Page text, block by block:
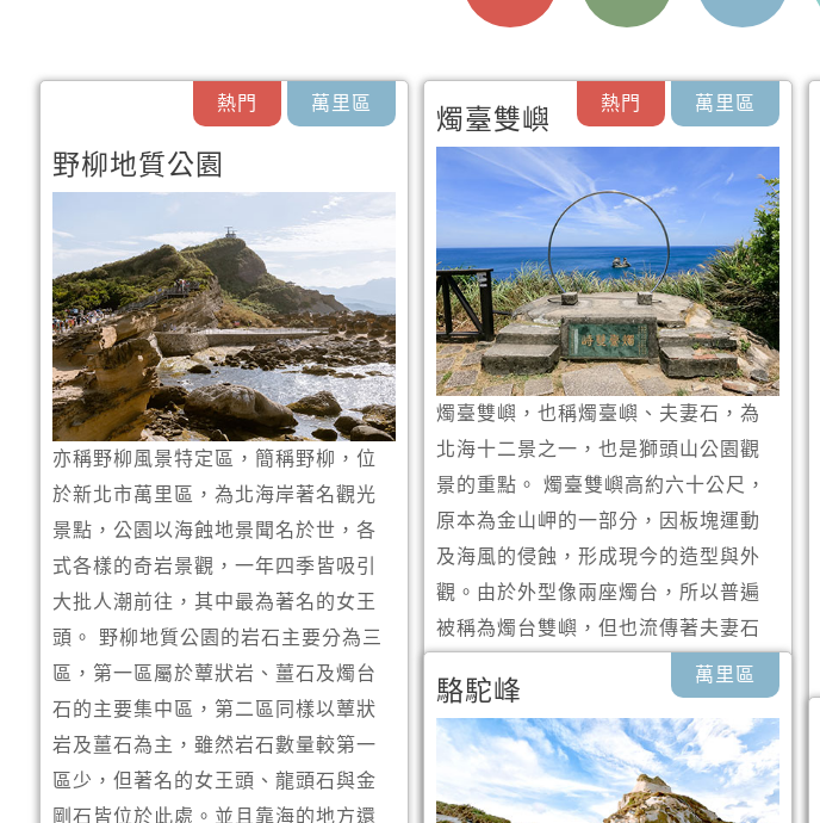
萬里區
熱門
野柳地質公園
亦稱野柳風景特定區，簡稱野柳，位
於新北市萬里區，為北海岸著名觀光
景點，公園以海蝕地景聞名於世，各
式各樣的奇岩景觀，一年四季皆吸引
大批人潮前往，其中最為著名的女王
頭。 野柳地質公園的岩石主要分為三
區，第一區屬於蕈狀岩、薑石及燭台
石的主要集中區，第二區同樣以蕈狀
岩及薑石為主，雖然岩石數量較第一
區少，但著名的女王頭、龍頭石與金
剛石皆位於此處。並且靠海的地方還
萬里區
熱門
燭臺雙嶼
燭臺雙嶼，也稱燭臺嶼、夫妻石，為
北海十二景之一，也是獅頭山公園觀
景的重點。 燭臺雙嶼高約六十公尺，
原本為金山岬的一部分，因板塊運動
及海風的侵蝕，形成現今的造型與外
觀。由於外型像兩座燭台，所以普遍
被稱為燭台雙嶼，但也流傳著夫妻石
的淒美傳說。 磺港獅頭山公園的中正
亭，是拍攝燭臺雙嶼與欣賞海景的最
佳地點，還特別設有觀景平台與圓形
框景，是台灣北部地區有名的拍攝景
點。
萬里區
駱駝峰